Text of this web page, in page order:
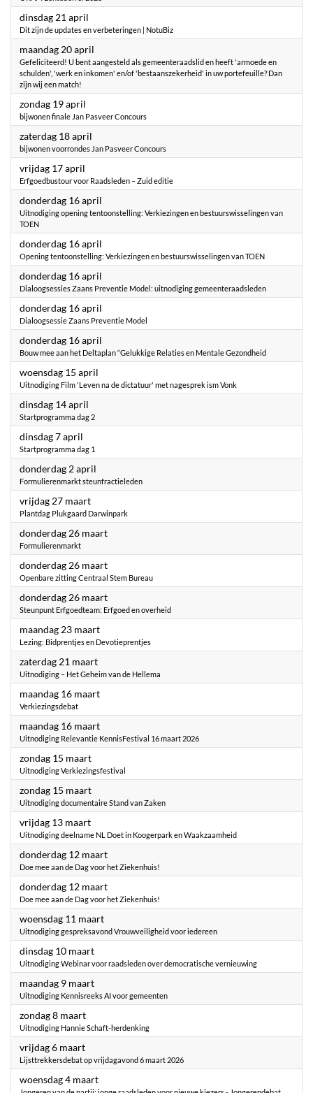
dinsdag 21 april
Dit zijn de updates en verbeteringen | NotuBiz
maandag 20 april
Gefeliciteerd! U bent aangesteld als gemeenteraadslid en heeft 'armoede en
schulden', 'werk en inkomen' en/of 'bestaanszekerheid' in uw portefeuille? Dan
zijn wij een match!
zondag 19 april
bijwonen finale Jan Pasveer Concours
zaterdag 18 april
bijwonen voorrondes Jan Pasveer Concours
vrijdag 17 april
Erfgoedbustour voor Raadsleden – Zuid editie
donderdag 16 april
Uitnodiging opening tentoonstelling: Verkiezingen en bestuurswisselingen van
TOEN
donderdag 16 april
Opening tentoonstelling: Verkiezingen en bestuurswisselingen van TOEN
donderdag 16 april
Dialoogsessies Zaans Preventie Model: uitnodiging gemeenteraadsleden
donderdag 16 april
Dialoogsessie Zaans Preventie Model
donderdag 16 april
Bouw mee aan het Deltaplan “Gelukkige Relaties en Mentale Gezondheid
woensdag 15 april
Uitnodiging Film 'Leven na de dictatuur' met nagesprek ism Vonk
dinsdag 14 april
Startprogramma dag 2
dinsdag 7 april
Startprogramma dag 1
donderdag 2 april
Formulierenmarkt steunfractieleden
vrijdag 27 maart2026
Plantdag Plukgaard Darwinpark
donderdag 26 maart2026
Formulierenmarkt
donderdag 26 maart2026
Openbare zitting Centraal Stem Bureau
donderdag 26 maart2026
Steunpunt Erfgoedteam: Erfgoed en overheid
maandag 23 maart2026
Lezing: Bidprentjes en Devotieprentjes
zaterdag 21 maart2026
Uitnodiging – Het Geheim van de Hellema
maandag 16 maart2026
Verkiezingsdebat
maandag 16 maart2026
Uitnodiging Relevantie KennisFestival 16 maart 2026
zondag 15 maart2026
Uitnodiging Verkiezingsfestival
zondag 15 maart2026
Uitnodiging documentaire Stand van Zaken
vrijdag 13 maart2026
Uitnodiging deelname NL Doet in Koogerpark en Waakzaamheid
donderdag 12 maart2026
Doe mee aan de Dag voor het Ziekenhuis!
donderdag 12 maart2026
Doe mee aan de Dag voor het Ziekenhuis!
woensdag 11 maart2026
Uitnodiging gespreksavond Vrouwveiligheid voor iedereen
dinsdag 10 maart2026
Uitnodiging Webinar voor raadsleden over democratische vernieuwing
maandag 9 maart2026
Uitnodiging Kennisreeks AI voor gemeenten
zondag 8 maart2026
Uitnodiging Hannie Schaft-herdenking
vrijdag 6 maart2026
Lijsttrekkersdebat op vrijdagavond 6 maart 2026
woensdag 4 maart2026